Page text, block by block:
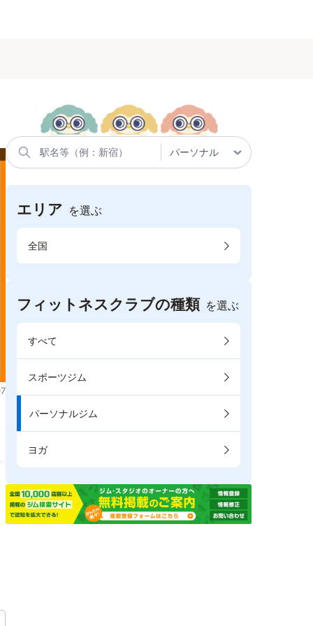
エリア を選ぶ
全国
フィットネスクラブの種類 を選ぶ
すべて
スポーツジム
パーソナルジム
ヨガ